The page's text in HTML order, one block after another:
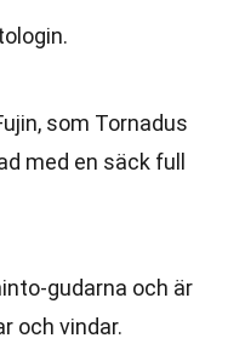
som Tornadus
med en säck full
gudarna och är
och vindar.